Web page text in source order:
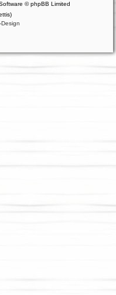
© phpBB Limited